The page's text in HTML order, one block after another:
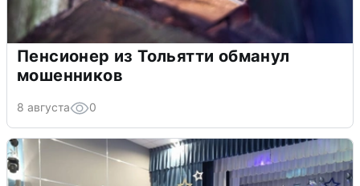
Пенсионер из Тольятти обманул
мошенников
8 августа 0